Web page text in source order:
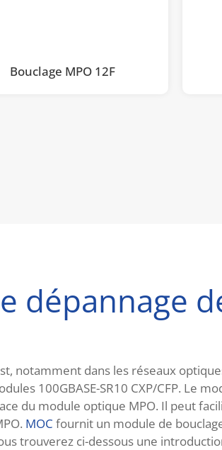
Bouclage MPO 12F
dépannage
notamment dans les réseaux
100GBASE-SR10 CXP/CFP. Le
du module optique MPO. Il peut
MOC fournit un module de
trouverez ci-dessous une